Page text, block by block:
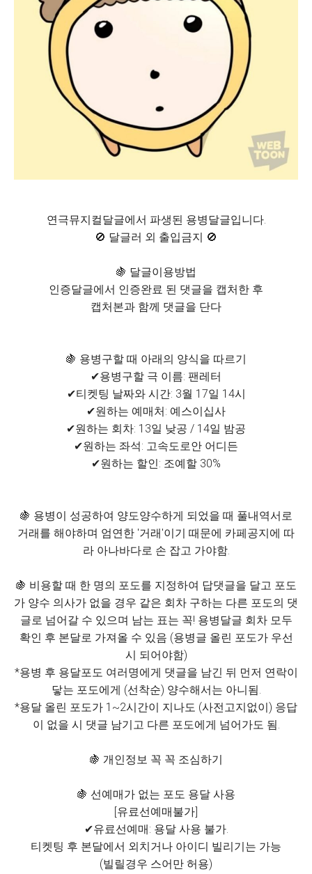
연극뮤지컬달글에서 파생된 용병달글입니다.
🚫 달글러 외 출입금지 🚫
🍇 달글이용방법
인증달글에서 인증완료 된 댓글을 캡처한 후
캡처본과 함께 댓글을 단다
🍇 용병구할 때 아래의 양식을 따르기
✔용병구할 극 이름: 팬레터
✔티켓팅 날짜와 시간: 3월 17일 14시
✔원하는 예매처: 예스이십사
✔원하는 회차: 13일 낮공 / 14일 밤공
✔원하는 좌석: 고속도로안 어디든
✔원하는 할인: 조예할 30%
🍇 용병이 성공하여 양도양수하게 되었을 때 풀내역서로
거래를 해야하며 엄연한 '거래'이기 때문에 카페공지에 따
라 아나바다로 손 잡고 가야함.
🍇 비용할 때 한 명의 포도를 지정하여 답댓글을 달고 포도
가 양수 의사가 없을 경우 같은 회차 구하는 다른 포도의 댓
글로 넘어갈 수 있으며 남는 표는 꼭! 용병달글 회차 모두
확인 후 본달로 가져올 수 있음 (용병글 올린 포도가 우선
시 되어야함)
*용병 후 용달포도 여러명에게 댓글을 남긴 뒤 먼저 연락이
닿는 포도에게 (선착순) 양수해서는 아니됨.
*용달 올린 포도가 1~2시간이 지나도 (사전고지없이) 응답
이 없을 시 댓글 남기고 다른 포도에게 넘어가도 됨.
🍇 개인정보 꼭 꼭 조심하기
🍇 선예매가 없는 포도 용달 사용
[유료선예매불가]
✔유료선예매: 용달 사용 불가.
티켓팅 후 본달에서 외치거나 아이디 빌리기는 가능
(빌릴경우 스어만 허용)